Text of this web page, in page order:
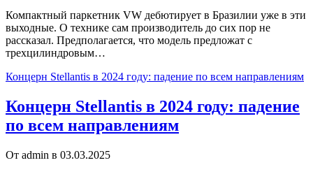
Компактный паркетник VW дебютирует в Бразилии уже в эти
выходные. О технике сам производитель до сих пор не
рассказал. Предполагается, что модель предложат с
трехцилиндровым…
Концерн Stellantis в 2024 году: падение по всем направлениям
Концерн Stellantis в 2024 году: падение
по всем направлениям
От admin в 03.03.2025